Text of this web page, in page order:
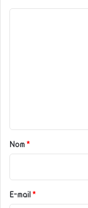
a
r
e
Nom *
E-mail *